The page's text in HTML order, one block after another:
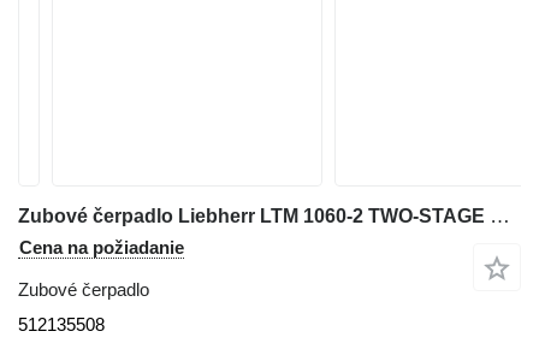
Zubové čerpadlo Liebherr LTM 1060-2 TWO-STAGE PUMP 512135508 na autožeriava
Cena na požiadanie
Zubové čerpadlo
512135508